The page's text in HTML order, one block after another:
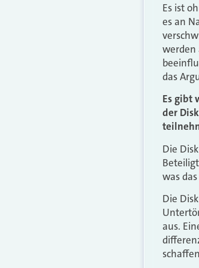
Es ist
es an
werden
das
Es gibt
der
Die
was
Die
aus.